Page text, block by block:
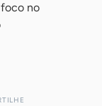
foco no